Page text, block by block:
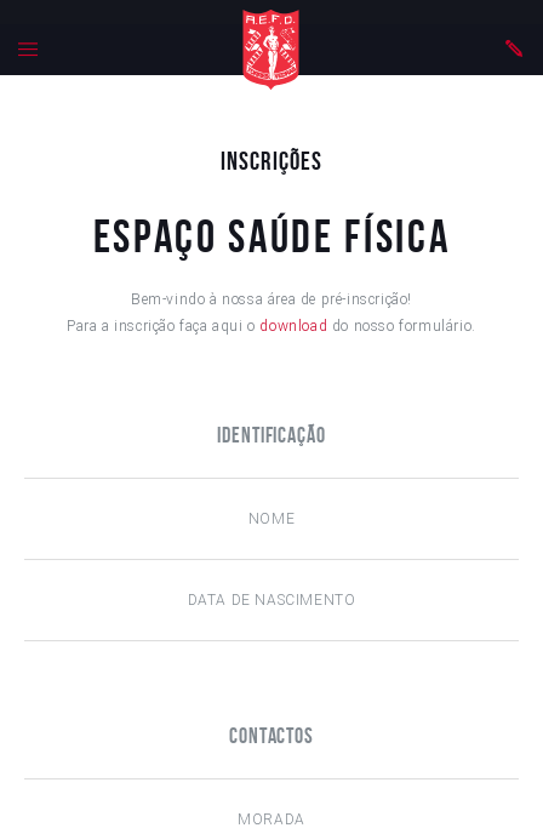
Inscrições
Espaço Saúde Física
Bem-vindo à nossa área de pré-inscrição!
Para a inscrição faça aqui o download do nosso formulário.
Identificação
Contactos